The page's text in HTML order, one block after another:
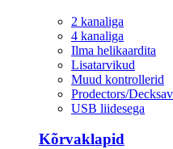
2 kanaliga
4 kanaliga
Ilma helikaardita
Lisatarvikud
Muud kontrollerid
Prodectors/
USB liidesega
Kõrvaklapid